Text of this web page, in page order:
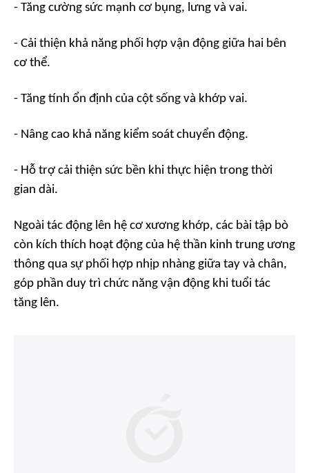
- Tăng cường sức mạnh cơ bụng, lưng và vai.
- Cải thiện khả năng phối hợp vận động giữa hai bên
cơ thể.
- Tăng tính ổn định của cột sống và khớp vai.
- Nâng cao khả năng kiểm soát chuyển động.
- Hỗ trợ cải thiện sức bền khi thực hiện trong thời
gian dài.
Ngoài tác động lên hệ cơ xương khớp, các bài tập bò
còn kích thích hoạt động của hệ thần kinh trung ương
thông qua sự phối hợp nhịp nhàng giữa tay và chân,
góp phần duy trì chức năng vận động khi tuổi tác
tăng lên.